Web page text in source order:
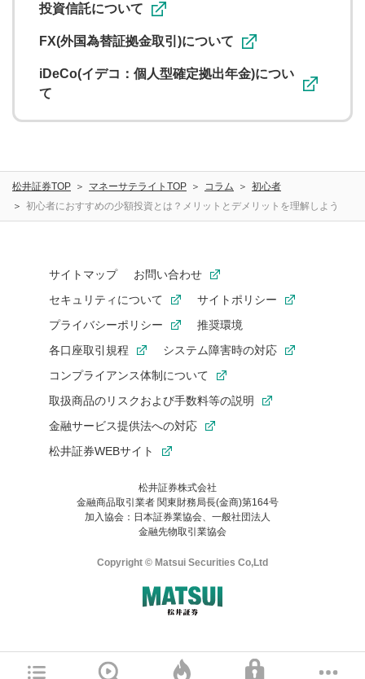
投資信託について
FX(外国為替証拠金取引)について
iDeCo(イデコ：個人型確定拠出年金)につい
て
松井証券TOP マネーサテライトTOP コラム
初心者
初心者におすすめの少額投資とは？メリットとデメリットを理解しよう
サイトマップ
お問い合わせ
セキュリティについて
サイトポリシー
プライバシーポリシー
推奨環境
各口座取引規程
システム障害時の対応
コンプライアンス体制について
取扱商品のリスクおよび手数料等の説明
金融サービス提供法への対応
松井証券WEBサイト
松井証券株式会社
金融商品取引業者 関東財務局長(金商)第164号
加入協会：日本証券業協会、一般社団法人
金融先物取引業協会
Copyright © Matsui Securities Co,Ltd
マネーサテライトのWEBサイトへようこそ
ご利用の環境(Internet Explorer)は、本サイトの推奨環境外のた
め、
一部の機能が正常に動作しない可能性があります。
お気に入り機能は松井証券の会員限定の機能です。
お気に入り登録いただくと、後からいつでもお気に入りのコンテ
ンツを一覧でご確認いただけます。
ご利用いただくには口座開設が必要です。
はご利用の端末で一度ログインしてください。